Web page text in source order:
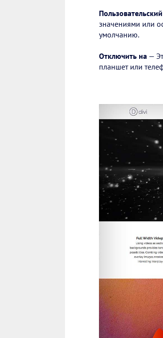
значениями или
умолчанию.
Отключить на —
планшет или